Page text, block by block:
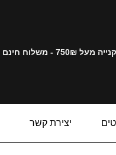
מעל 750₪ - משלוח חינם עד הבית
יצירת קשר